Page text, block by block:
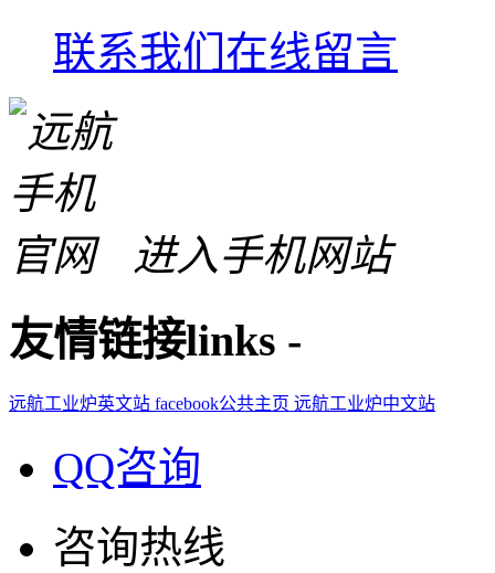
联系我们 在线留言
进入手机网站
友情链接links -
远航工业炉英文站 facebook公共主页 远航工业炉中文站
QQ咨询
咨询热线